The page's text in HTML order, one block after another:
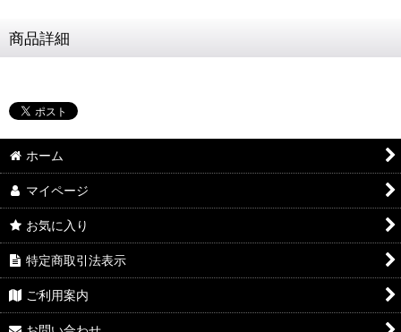
商品詳細
ホーム
マイページ
お気に入り
特定商取引法表示
ご利用案内